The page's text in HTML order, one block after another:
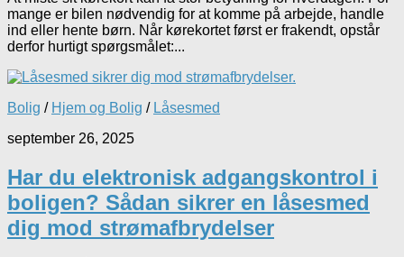
mange er bilen nødvendig for at komme på arbejde, handle
ind eller hente børn. Når kørekortet først er frakendt, opstår
derfor hurtigt spørgsmålet:...
Bolig / Hjem og Bolig / Låsesmed
september 26, 2025
Har du elektronisk adgangskontrol i
boligen? Sådan sikrer en låsesmed
dig mod strømafbrydelser